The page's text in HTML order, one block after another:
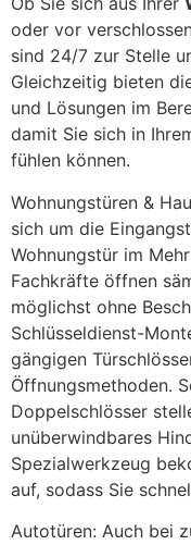
oder vor
sind 24/7 zur Stelle
Gleichzeitig bieten
und Lösungen im
damit Sie sich in
fühlen können.
Wohnungstüren &
sich um die
Wohnungstür im
Fachkräfte öffnen
möglichst ohne
Schlüsseldienst-
gängigen
Öffnungsmethoden.
Doppelschlösser
unüberwindbares
Spezialwerkzeug
auf, sodass Sie
Autotüren: Auch bei